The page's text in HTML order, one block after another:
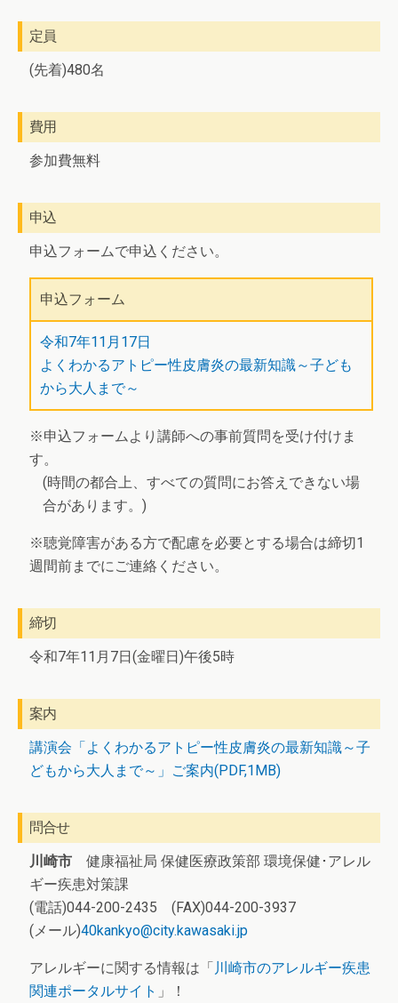
定員
(先着)480名
費用
参加費無料
申込
申込フォームで申込ください。
申込フォーム
令和7年11月17日
よくわかるアトピー性皮膚炎の最新知識～子ども
から大人まで～
※申込フォームより講師への事前質問を受け付けま
す。
(時間の都合上、すべての質問にお答えできない場
合があります。)
※聴覚障害がある方で配慮を必要とする場合は締切1
週間前までにご連絡ください。
締切
令和7年11月7日(金曜日)午後5時
案内
講演会「よくわかるアトピー性皮膚炎の最新知識～子
どもから大人まで～」ご案内(PDF,1MB)
問合せ
川崎市 健康福祉局 保健医療政策部 環境保健･アレル
ギー疾患対策課
(電話)044-200-2435 (FAX)044-200-3937
(メール)40kankyo@city.kawasaki.jp
アレルギーに関する情報は「川崎市のアレルギー疾患
関連ポータルサイト 」！